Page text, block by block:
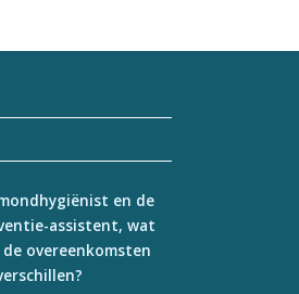
en de
assistent, wat
overeenkomsten